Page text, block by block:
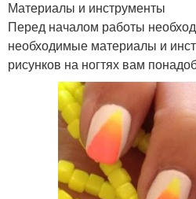
Материалы и инструменты
Перед началом работы
необходимые материалы и
рисунков на ногтях вам